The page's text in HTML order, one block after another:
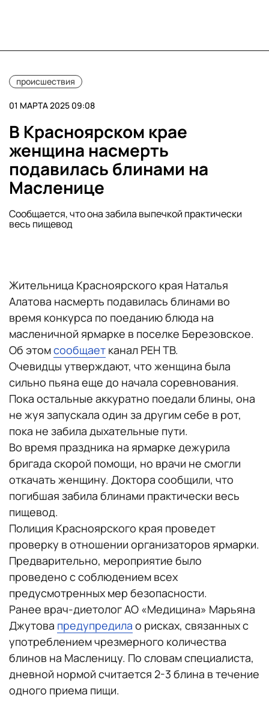
происшествия
01 МАРТА 2025 09:08
В Красноярском крае
женщина насмерть
подавилась блинами на
Масленице
Сообщается, что она забила выпечкой практически
весь пищевод
Жительница Красноярского края Наталья
Алатова насмерть подавилась блинами во
время конкурса по поеданию блюда на
масленичной ярмарке в поселке Березовское.
Об этомсообщает канал РЕН ТВ.
Очевидцы утверждают, что женщина была
сильно пьяна еще до начала соревнования.
Пока остальные аккуратно поедали блины, она
не жуя запускала один за другим себе в рот,
пока не забила дыхательные пути.
Во время праздника на ярмарке дежурила
бригада скорой помощи, но врачи не смогли
откачать женщину. Доктора сообщили, что
погибшая забила блинами практически весь
пищевод.
Полиция Красноярского края проведет
проверку в отношении организаторов ярмарки.
Предварительно, мероприятие было
проведено с соблюдением всех
предусмотренных мер безопасности.
Ранее врач-диетолог АО «Медицина» Марьяна
Джутова предупредила о рисках, связанных с
употреблением чрезмерного количества
блинов на Масленицу. По словам специалиста,
дневной нормой считается 2-3 блина в течение
одного приема пищи.